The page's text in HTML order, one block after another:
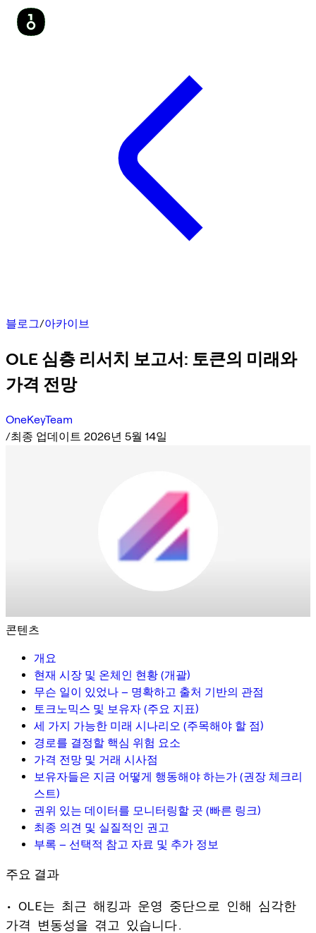
블로그/아카이브
OLE 심층 리서치 보고서: 토큰의 미래와
가격 전망
OneKeyTeam
/최종 업데이트 2026년 5월 14일
콘텐츠
개요
현재 시장 및 온체인 현황 (개괄)
무슨 일이 있었나 – 명확하고 출처 기반의 관점
토크노믹스 및 보유자 (주요 지표)
세 가지 가능한 미래 시나리오 (주목해야 할 점)
경로를 결정할 핵심 위험 요소
가격 전망 및 거래 시사점
보유자들은 지금 어떻게 행동해야 하는가 (권장 체크리
스트)
권위 있는 데이터를 모니터링할 곳 (빠른 링크)
최종 의견 및 실질적인 권고
부록 – 선택적 참고 자료 및 추가 정보
주요 결과
• OLE는 최근 해킹과 운영 중단으로 인해 심각한
가격 변동성을 겪고 있습니다.